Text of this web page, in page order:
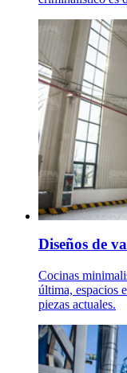
Diseños de
Cocinas
última, espacios
piezas actuales.